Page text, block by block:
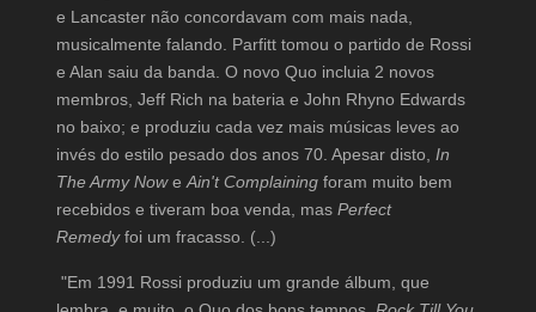
e Lancaster não concordavam com mais nada,
musicalmente falando. Parfitt tomou o partido de Rossi
e Alan saiu da banda. O novo Quo incluia 2 novos
membros, Jeff Rich na bateria e John Rhyno Edwards
no baixo; e produziu cada vez mais músicas leves ao
invés do estilo pesado dos anos 70. Apesar disto, In
The Army Nowe Ain't Complainingforam muito bem
recebidos e tiveram boa venda, mas Perfect
Remedyfoi um fracasso. (...)
"Em 1991 Rossi produziu um grande álbum, que